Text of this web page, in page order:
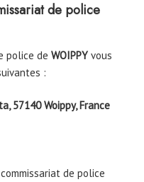
de police
police de WOIPPY vous
:
57140 Woippy, France
de police